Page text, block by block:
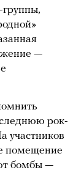
—
рок-
участников
помещение
бомбы —